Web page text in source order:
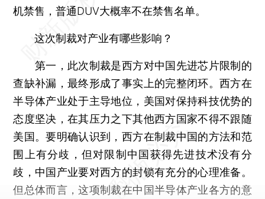
机禁售，普通DUV大概率不在禁售名单。
这次制裁对产业有哪些影响？
第一，此次制裁是西方对中国先进芯片限制的
查缺补漏，最终形成了事实上的完整闭环。西方在
半导体产业处于主导地位，美国对保持科技优势的
态度坚决，在其压力之下其他西方国家不得不跟随
美国。要明确认识到，西方在制裁中国的方法和范
围上有分歧，但对限制中国获得先进技术没有分
歧，中国产业要对西方的封锁有充分的心理准备。
但总体而言，这项制裁在中国半导体产业各方的意